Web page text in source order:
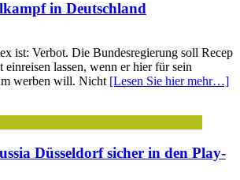
in Deutschland
ist: Verbot. Die Bundesregierung soll Recep
einreisen lassen, wenn er hier für sein
werben will. Nicht [Lesen Sie hier mehr…]
Düsseldorf sicher in den Play-